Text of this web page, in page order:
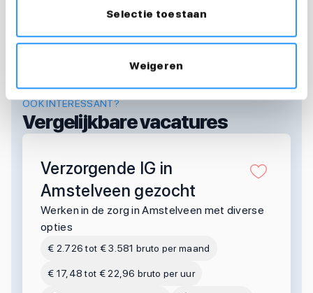
Selectie toestaan
Weigeren
OOK INTERESSANT?
Vergelijkbare vacatures
Verzorgende IG in
Amstelveen gezocht
Werken in de zorg in Amstelveen met diverse
opties
€ 2.726 tot € 3.581 bruto per maand
€ 17,48 tot € 22,96 bruto per uur